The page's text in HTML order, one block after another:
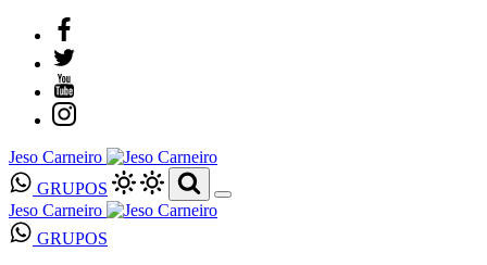
Jeso Carneiro
GRUPOS
Jeso Carneiro
GRUPOS